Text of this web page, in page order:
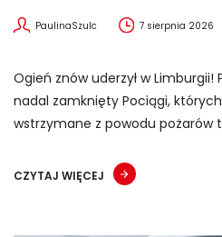
PaulinaSzulc 7 sierpnia 2026
Ogień znów uderzył w Limburgii!
nadal zamknięty Pociągi,
wstrzymane z powodu pożarów
CZYTAJ WIĘCEJ